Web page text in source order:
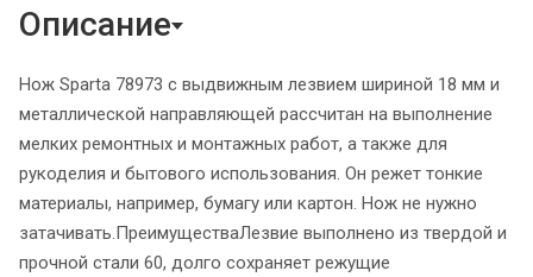
Описание
Нож Sparta 78973 с выдвижным лезвием шириной 18 мм и
металлической направляющей рассчитан на выполнение
мелких ремонтных и монтажных работ, а также для
рукоделия и бытового использования. Он режет тонкие
материалы, например, бумагу или картон. Нож не нужно
затачивать.ПреимуществаЛезвие выполнено из твердой и
прочной стали 60, долго сохраняет режущие